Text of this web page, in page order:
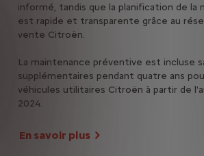
informé, tandis que la planification de la
est rapide et transparente grâce au
vente Citroën.
La maintenance préventive est incluse
supplémentaires pendant quatre ans
véhicules utilitaires Citroën à partir de
2024.
En savoir plus